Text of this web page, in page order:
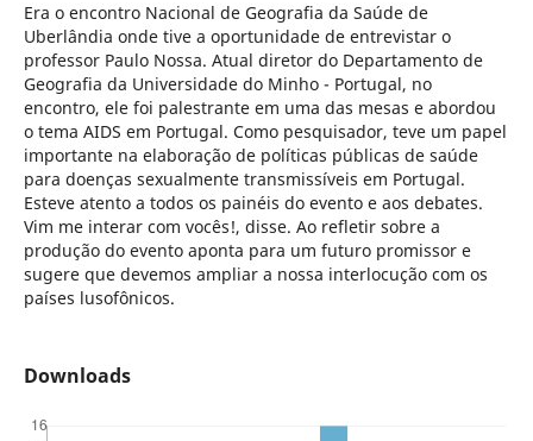
Era o encontro Nacional de Geografia da Saúde de
Uberlândia onde tive a oportunidade de entrevistar o
professor Paulo Nossa. Atual diretor do Departamento de
Geografia da Universidade do Minho - Portugal, no
encontro, ele foi palestrante em uma das mesas e abordou
o tema AIDS em Portugal. Como pesquisador, teve um papel
importante na elaboração de políticas públicas de saúde
para doenças sexualmente transmissíveis em Portugal.
Esteve atento a todos os painéis do evento e aos debates.
Vim me interar com vocês!, disse. Ao refletir sobre a
produção do evento aponta para um futuro promissor e
sugere que devemos ampliar a nossa interlocução com os
países lusofônicos.
Downloads